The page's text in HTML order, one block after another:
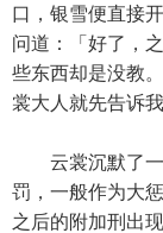
口，银雪便直接
问道：「好了，
些东西却是没教
裳大人就先告诉
云裳沉默了一
罚，一般作为大
之后的附加刑出